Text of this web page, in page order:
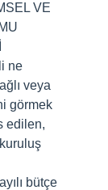
VE
ne
veya
görmek
edilen,
bütçe